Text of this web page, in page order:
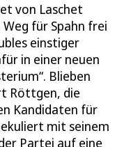
von Laschet
für Spahn frei
einstiger
in einer neuen
Blieben
Röttgen, die
Kandidaten für
mit seinem
Partei auf eine